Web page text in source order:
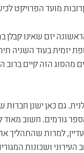
מועד הפרויקט
יזם שאינו קבלן
יזמית בעוד השניה
הזה קיים ברוב
גם כאן ישנן חברות
חשוב מאוד
למרות שהתהליך ארוך
ושכונות